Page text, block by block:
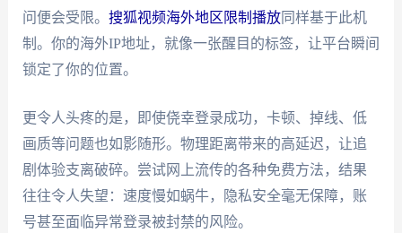
问便会受限。 搜狐视频海外地区限制播放同样基于此机
制。你的海外IP地址，就像一张醒目的标签，让平台瞬间
锁定了你的位置。
更令人头疼的是，即使侥幸登录成功，卡顿、掉线、低
画质等问题也如影随形。物理距离带来的高延迟，让追
剧体验支离破碎。尝试网上流传的各种免费方法，结果
往往令人失望：速度慢如蜗牛，隐私安全毫无保障，账
号甚至面临异常登录被封禁的风险。